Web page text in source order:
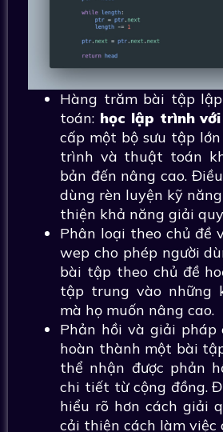
Hàng trăm bài tập
toán: học lập trình
cấp một bộ sưu tập
trình và thuật toán
bản đến nâng cao.
dùng rèn luyện kỹ
thiện khả năng giải
Phân loại theo chủ đề
wep cho phép người
bài tập theo chủ đề
tập trung vào những
mà họ muốn nâng cao.
Phản hồi và giải pháp
hoàn thành một bài
thể nhận được phản
chi tiết từ cộng đồng.
hiểu rõ hơn cách giải
cải thiện cách làm việc